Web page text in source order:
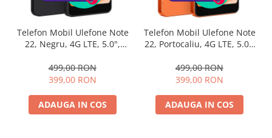
Telefon Mobil Ulefone Note
22, Negru, 4G LTE, 5.0",
extensibili), 32GB ROM,
Android 16 Go, Face Unlock,
499,00 RON
399,00 RON
ADAUGA IN COS
Telefon Mobil Ulefone Note
22, Portocaliu, 4G LTE, 5.0",
extensibili), 32GB ROM,
Android 16 Go, Face Unlock,
499,00 RON
399,00 RON
ADAUGA IN COS